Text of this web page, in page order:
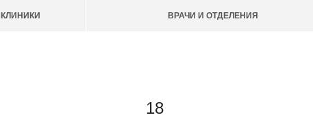
КЛИНИКИ ВРАЧИ И ОТДЕЛЕНИЯ
18